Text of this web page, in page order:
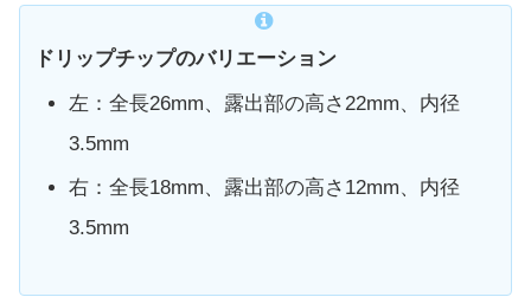
ドリップチップのバリエーション
左：全長26mm、露出部の高さ22mm、内径
3.5mm
右：全長18mm、露出部の高さ12mm、内径
3.5mm